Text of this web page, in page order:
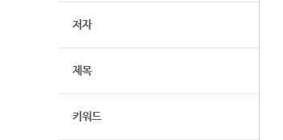
저자
제목
키워드